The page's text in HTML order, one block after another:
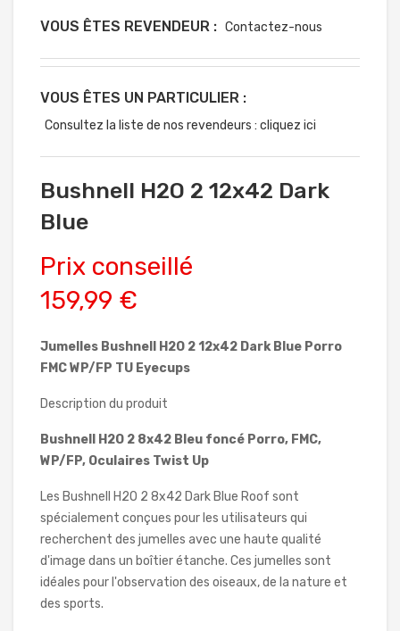
VOUS ÊTES REVENDEUR : Contactez-nous
VOUS ÊTES UN PARTICULIER :
Consultez la liste de nos revendeurs : cliquez ici
Bushnell H2O 2 12x42 Dark
Blue
Prix conseillé
159,99 €
Jumelles Bushnell H2O 2 12x42 Dark Blue Porro
FMC WP/FP TU Eyecups
Description du produit
Bushnell H2O 2 8x42 Bleu foncé Porro, FMC,
WP/FP, Oculaires Twist Up
Les Bushnell H2O 2 8x42 Dark Blue Roof sont
spécialement conçues pour les utilisateurs qui
recherchent des jumelles avec une haute qualité
d'image dans un boîtier étanche. Ces jumelles sont
idéales pour l'observation des oiseaux, de la nature et
des sports.